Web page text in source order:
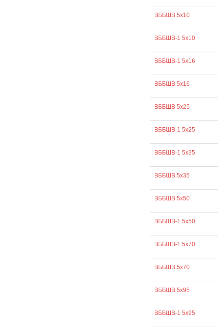
ВББШВ 5х10
ВББШВ-1 5х10
ВББШВ-1 5х16
ВББШВ 5х16
ВББШВ 5х25
ВББШВ-1 5х25
ВББШВ-1 5х35
ВББШВ 5х35
ВББШВ 5х50
ВББШВ-1 5х50
ВББШВ-1 5х70
ВББШВ 5х70
ВББШВ 5х95
ВББШВ-1 5х95